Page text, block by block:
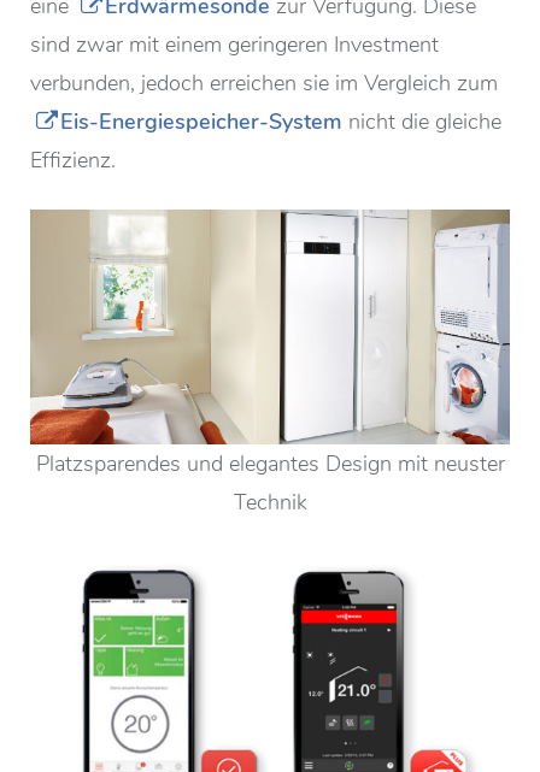
sind zwar mit einem geringeren Investment
verbunden, jedoch erreichen sie im Vergleich zum
Eis-Energiespeicher-System nicht die gleiche
Effizienz.
Platzsparendes und elegantes Design mit neuster
Technik